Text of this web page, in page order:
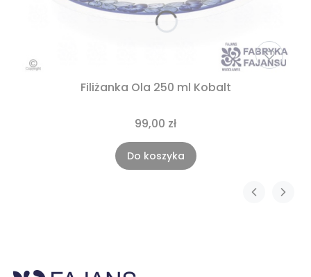
Filiżanka Ola 250 ml Kobalt
99,00 zł
Do koszyka